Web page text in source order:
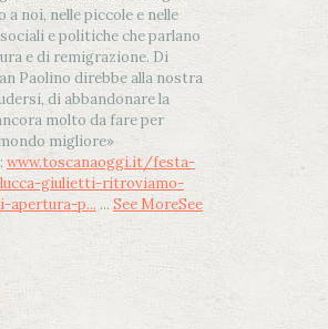
a noi, nelle piccole e nelle
e politiche che parlano
e di remigrazione. Di
Paolino direbbe alla nostra
di abbandonare la
molto da fare per
migliore»
www.toscanaoggi.it/festa-
giulietti-ritroviamo-
apertura-p... ... See MoreSee